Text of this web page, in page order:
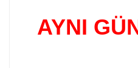
AYNI